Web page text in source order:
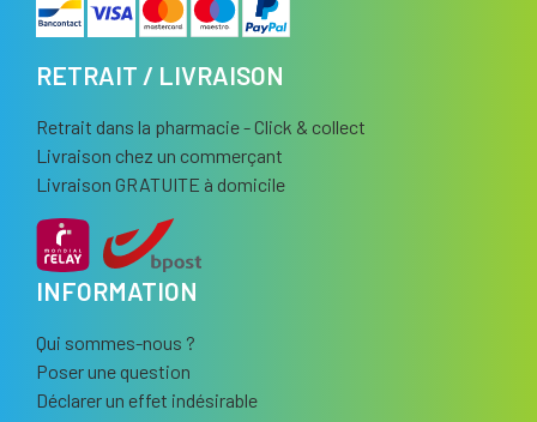
RETRAIT / LIVRAISON
Retrait dans la pharmacie - Click & collect
Livraison chez un commerçant
Livraison GRATUITE à domicile
INFORMATION
Qui sommes-nous ?
Poser une question
Déclarer un effet indésirable